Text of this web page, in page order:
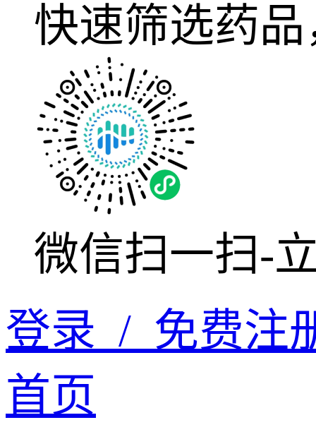
快速筛选药
微信扫一扫-
登录 / 免费注
首页